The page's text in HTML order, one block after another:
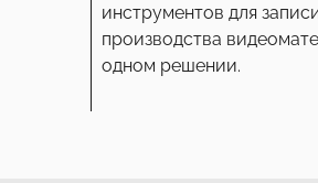
инструментов для
производства
одном решении.